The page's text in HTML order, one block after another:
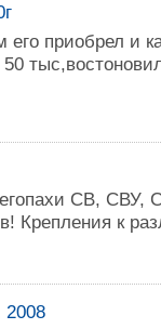
его приобрел и
СВ, СВУ,
Крепления к
2008